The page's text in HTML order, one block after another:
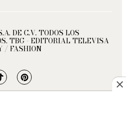
DE C.V. TODOS LOS
TBG - EDITORIAL TELEVISA
/ FASHION
pinterest